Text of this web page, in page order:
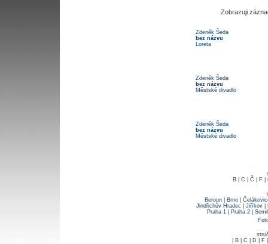
Zobrazuji
Zdeněk Šeda
bez názvu
Loreta
Zdeněk Šeda
bez názvu
Městské divadlo
Zdeněk Šeda
bez názvu
Městské divadlo
B
C Č F
Beroun| Brno|
Jindřichův Hradec
Jiříkov
Praha 1
Praha 2
B| C D F